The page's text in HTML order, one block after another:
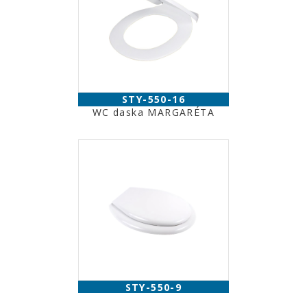
STY-550-16
WC daska MARGARÉTA
STY-550-9